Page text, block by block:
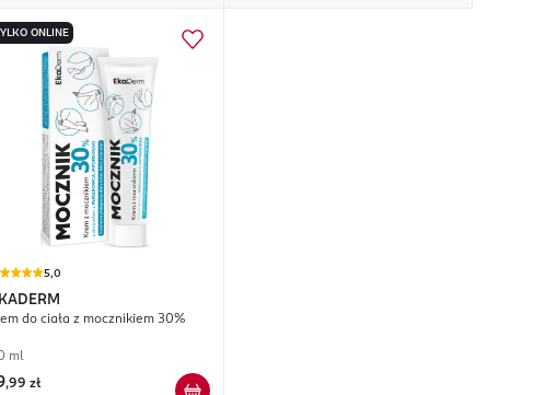
ONLINE
5,0
do ciała z mocznikiem 30%
ml
,99 zł